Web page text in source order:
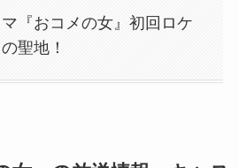
『おコメの女』初回ロケ
聖地！